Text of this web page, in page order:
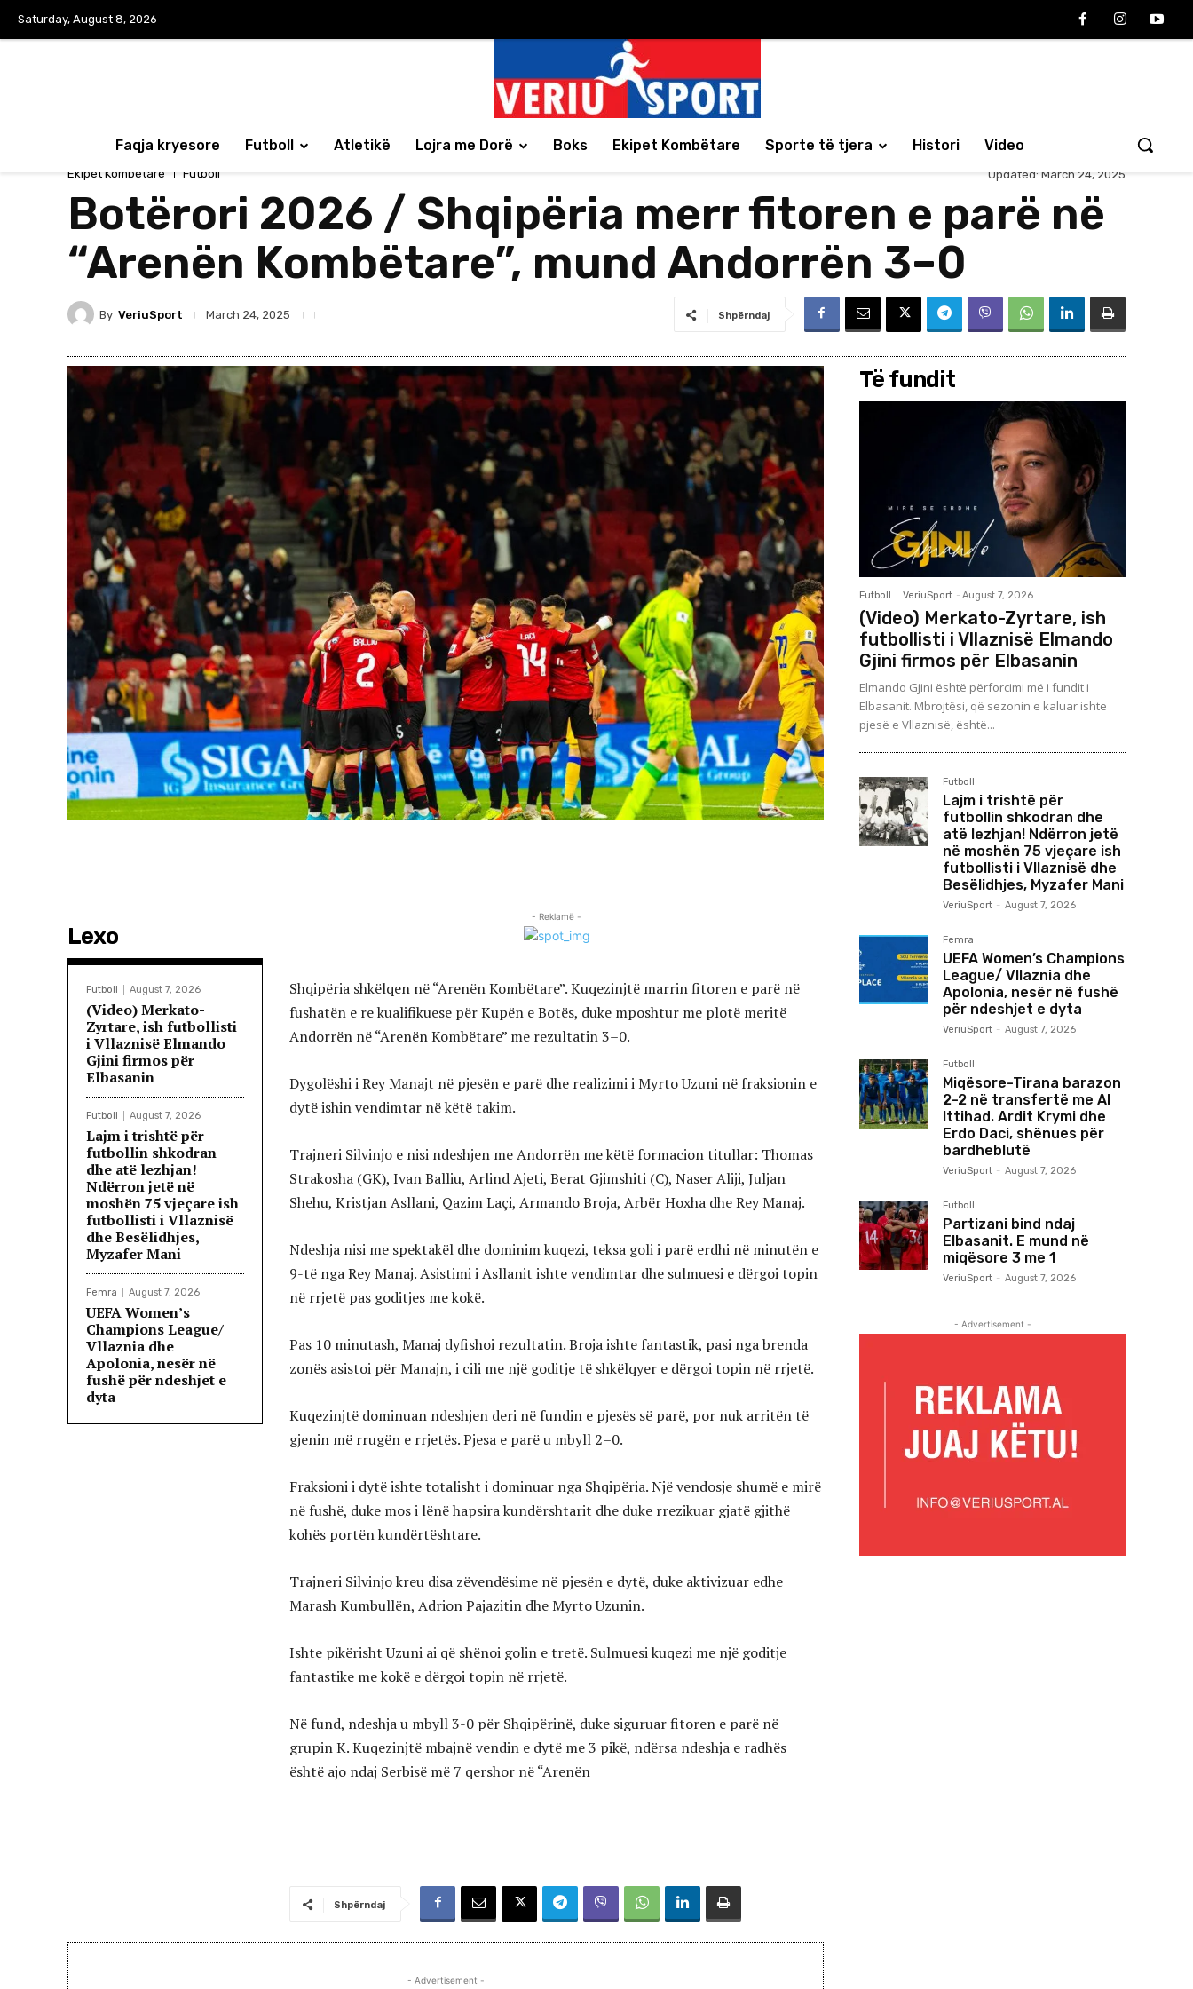
Saturday, August 8, 2026
Faqja kryesore Futboll Atletikë Lojra me Dorë Boks Ekipet Kombëtare Sporte të tjera Histori Video
Ekipet Kombëtare Futboll Updated: March 24, 2025
Botërori 2026 / Shqipëria merr fitoren e parë në
“Arenën Kombëtare”, mund Andorrën 3–0
By VeriuSport March 24, 2025 Shpërndaj
Lexo
Futboll August 7, 2026
(Video) Merkato-
Zyrtare, ish futbollisti
i Vllaznisë Elmando
Gjini firmos për
Elbasanin
Futboll August 7, 2026
Lajm i trishtë për
futbollin shkodran
dhe atë lezhjan!
Ndërron jetë në
moshën 75 vjeçare ish
futbollisti i Vllaznisë
dhe Besëlidhjes,
Myzafer Mani
Femra August 7, 2026
UEFA Women’s
Champions League/
Vllaznia dhe
Apolonia, nesër në
fushë për ndeshjet e
dyta
- Reklamë -
Shqipëria shkëlqen në “Arenën Kombëtare”. Kuqezinjtë marrin fitoren e parë në
fushatën e re kualifikuese për Kupën e Botës, duke mposhtur me plotë meritë
Andorrën në “Arenën Kombëtare” me rezultatin 3–0.
Dygolëshi i Rey Manajt në pjesën e parë dhe realizimi i Myrto Uzuni në fraksionin e
dytë ishin vendimtar në këtë takim.
Trajneri Silvinjo e nisi ndeshjen me Andorrën me këtë formacion titullar: Thomas
Strakosha (GK), Ivan Balliu, Arlind Ajeti, Berat Gjimshiti (C), Naser Aliji, Juljan
Shehu, Kristjan Asllani, Qazim Laçi, Armando Broja, Arbër Hoxha dhe Rey Manaj.
Ndeshja nisi me spektakël dhe dominim kuqezi, teksa goli i parë erdhi në minutën e
9-të nga Rey Manaj. Asistimi i Asllanit ishte vendimtar dhe sulmuesi e dërgoi topin
në rrjetë pas goditjes me kokë.
Pas 10 minutash, Manaj dyfishoi rezultatin. Broja ishte fantastik, pasi nga brenda
zonës asistoi për Manajn, i cili me një goditje të shkëlqyer e dërgoi topin në rrjetë.
Kuqezinjtë dominuan ndeshjen deri në fundin e pjesës së parë, por nuk arritën të
gjenin më rrugën e rrjetës. Pjesa e parë u mbyll 2–0.
Fraksioni i dytë ishte totalisht i dominuar nga Shqipëria. Një vendosje shumë e mirë
në fushë, duke mos i lënë hapsira kundërshtarit dhe duke rrezikuar gjatë gjithë
kohës portën kundërtështare.
Trajneri Silvinjo kreu disa zëvendësime në pjesën e dytë, duke aktivizuar edhe
Marash Kumbullën, Adrion Pajazitin dhe Myrto Uzunin.
Ishte pikërisht Uzuni ai që shënoi golin e tretë. Sulmuesi kuqezi me një goditje
fantastike me kokë e dërgoi topin në rrjetë.
Në fund, ndeshja u mbyll 3-0 për Shqipërinë, duke siguruar fitoren e parë në
grupin K. Kuqezinjtë mbajnë vendin e dytë me 3 pikë, ndërsa ndeshja e radhës
është ajo ndaj Serbisë më 7 qershor në “Arenën
Shpërndaj
- Advertisement -
Të fundit
Futboll VeriuSport - August 7, 2026
(Video) Merkato-Zyrtare, ish
futbollisti i Vllaznisë Elmando
Gjini firmos për Elbasanin
Elmando Gjini është përforcimi më i fundit i
Elbasanit. Mbrojtësi, që sezonin e kaluar ishte
pjesë e Vllaznisë, është...
Futboll
Lajm i trishtë për
futbollin shkodran dhe
atë lezhjan! Ndërron jetë
në moshën 75 vjeçare ish
futbollisti i Vllaznisë dhe
Besëlidhjes, Myzafer Mani
VeriuSport - August 7, 2026
Femra
UEFA Women’s Champions
League/ Vllaznia dhe
Apolonia, nesër në fushë
për ndeshjet e dyta
VeriuSport - August 7, 2026
Futboll
Miqësore-Tirana barazon
2-2 në transfertë me Al
Ittihad. Ardit Krymi dhe
Erdo Daci, shënues për
bardheblutë
VeriuSport - August 7, 2026
Futboll
Partizani bind ndaj
Elbasanit. E mund në
miqësore 3 me 1
VeriuSport - August 7, 2026
- Advertisement -